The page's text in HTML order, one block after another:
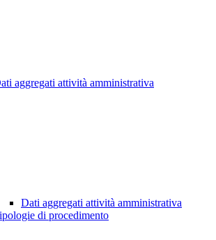
aggregati attività amministrativa
Dati aggregati attività amministrativa
di procedimento